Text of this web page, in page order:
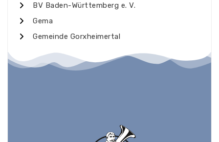
BV Baden-Württemberg e. V.
Gema
Gemeinde Gorxheimertal